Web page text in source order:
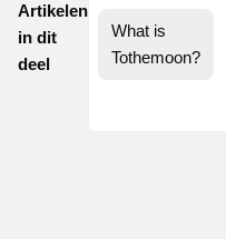
Artikelen
in dit
deel
What is
Tothemoon?